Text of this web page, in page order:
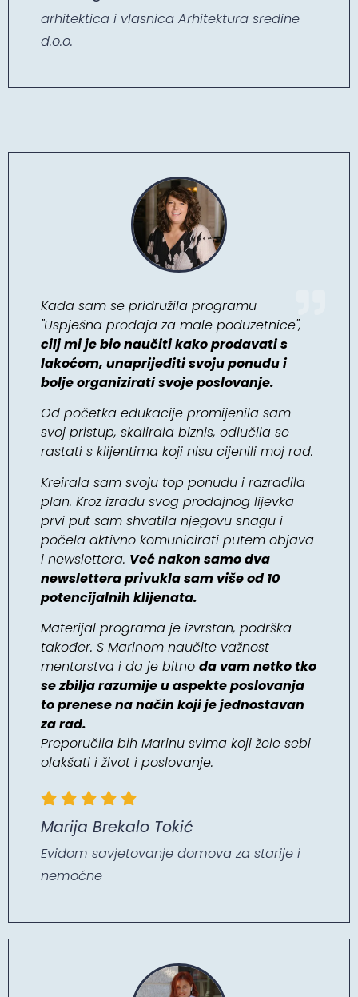
arhitektica i vlasnica Arhitektura sredine
d.o.o.
Kada sam se pridružila programu
"Uspješna prodaja za male poduzetnice",
cilj mi je bio naučiti kako prodavati s
lakoćom, unaprijediti svoju ponudu i
bolje organizirati svoje poslovanje.
Od početka edukacije promijenila sam
svoj pristup, skalirala biznis, odlučila se
rastati s klijentima koji nisu cijenili moj rad.
Kreirala sam svoju top ponudu i razradila
plan. Kroz izradu svog prodajnog lijevka
prvi put sam shvatila njegovu snagu i
počela aktivno komunicirati putem objava
i newslettera. Već nakon samo dva
newslettera privukla sam više od 10
potencijalnih klijenata.
Materijal programa je izvrstan, podrška
također. S Marinom naučite važnost
mentorstva i da je bitno da vam netko tko
se zbilja razumije u aspekte poslovanja
to prenese na način koji je jednostavan
za rad.
Preporučila bih Marinu svima koji žele sebi
olakšati i život i poslovanje.
Marija Brekalo Tokić
Evidom savjetovanje domova za starije i
nemoćne